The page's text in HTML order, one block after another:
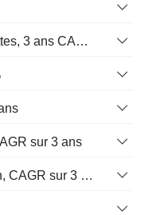
Immobilisations corporelles nettes, 3 ans CAGR %
sur 3 ans
Flux de trésorerie d’exploitation, CAGR sur 3 ans